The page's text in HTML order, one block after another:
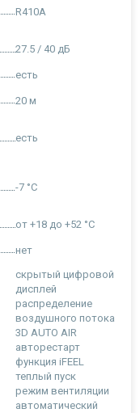
R410A
27.5 / 40 дБ
есть
20 м
есть
-7 °C
от +18 до +52 °С
нет
скрытый цифровой
дисплей
распределение
воздушного потока
3D AUTO AIR
авторестарт
функция iFEEL
теплый пуск
режим вентиляции
автоматический